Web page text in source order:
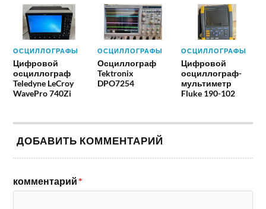
ОСЦИЛЛОГРАФЫ
Цифровой
осциллограф
Teledyne LeCroy
WavePro 740Zi
ОСЦИЛЛОГРАФЫ
Осциллограф
Tektronix
DPO7254
ОСЦИЛЛОГРАФЫ
Цифровой
осциллограф-
мультиметр
Fluke 190-102
ДОБАВИТЬ КОММЕНТАРИЙ
комментарий*